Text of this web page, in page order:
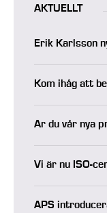
AKTUELLT
Erik Karlsson
Kom ihåg att
Är du vår nya
Vi är nu ISO-
APS